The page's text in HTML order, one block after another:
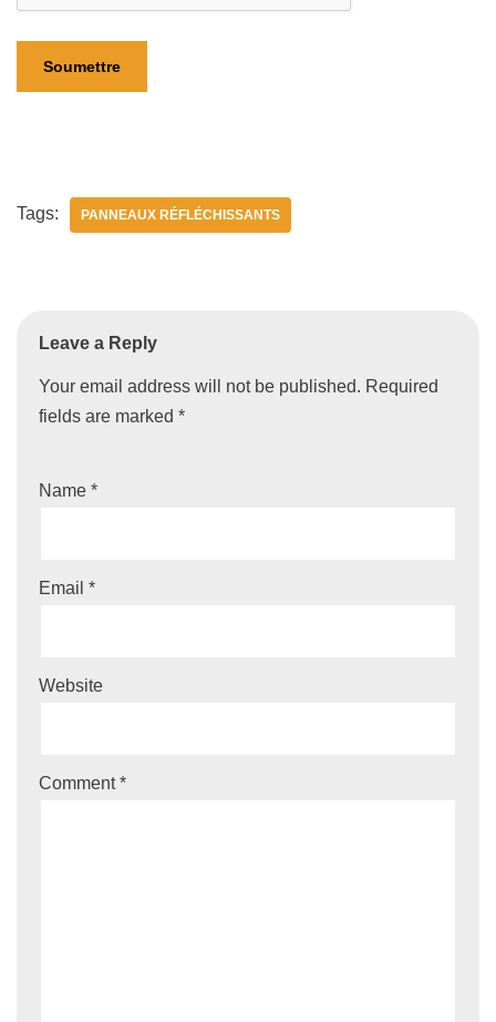
Tags: PANNEAUX RÉFLÉCHISSANTS
Leave a Reply
Your email address will not be published. Required
fields are marked *
Name *
Email *
Website
Comment*